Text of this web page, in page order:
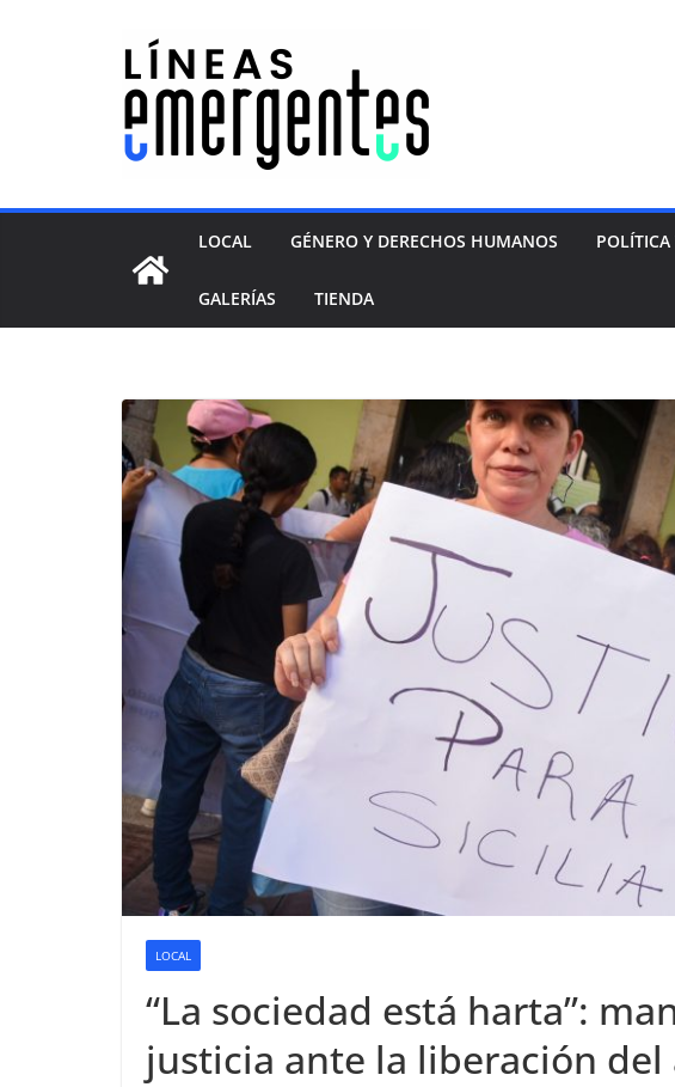
LOCAL GÉNERO Y DERECHOS HUMANOS
GALERÍAS TIENDA
LOCAL
“La sociedad está harta”:
justicia ante la liberación del